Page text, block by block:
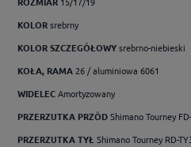
KOLORsrebrny
KOLOR SZCZEGÓŁOWYsrebrno-niebieski
KOŁA, RAMA 26 / aluminiowa 6061
WIDELECAmortyzowany
PRZERZUTKA PRZÓDShimano Tourney
PRZERZUTKA TYŁ Shimano Tourney RD-